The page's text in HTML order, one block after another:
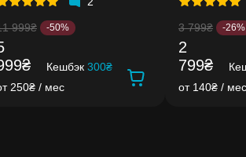
999₴ -50%
Кешбэк 300₴
250₴ / мес
3 799₴ -26%
2
799₴
от 140₴ / мес